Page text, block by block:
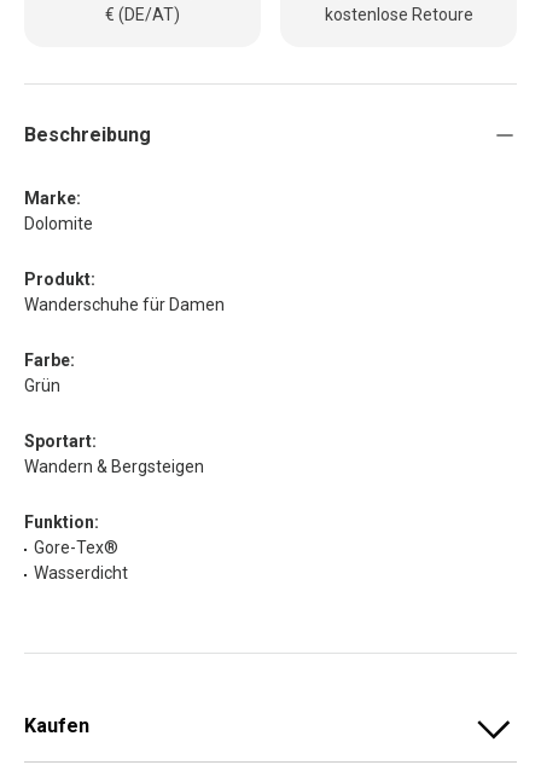
€ (DE/AT)
kostenlose Retoure
Beschreibung
Marke:
Dolomite
Produkt:
Wanderschuhe für Damen
Farbe:
Grün
Sportart:
Wandern & Bergsteigen
Funktion:
Gore-Tex®
Wasserdicht
Kaufen